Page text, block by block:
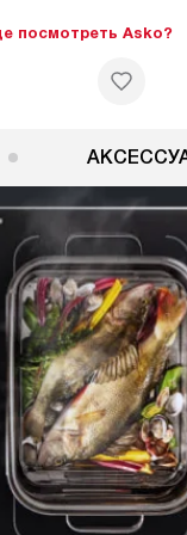
посмотреть Asko?